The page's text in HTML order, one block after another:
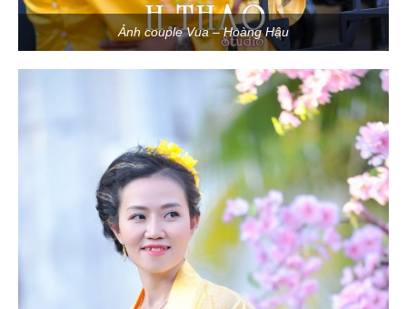
Ảnh couple Vua – Hoàng Hậu